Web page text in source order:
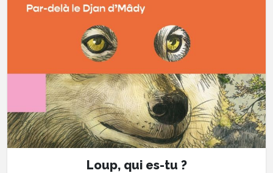
Loup, qui es-tu ?